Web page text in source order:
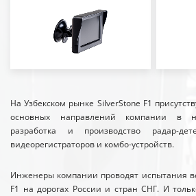
На Узбекском рынке SilverStone F1
основных направлений компании в
разработка и производство радар-
видеорегистраторов и комбо-устройств.
Инженеры компании проводят испытания
F1 на дорогах России и стран СНГ. И